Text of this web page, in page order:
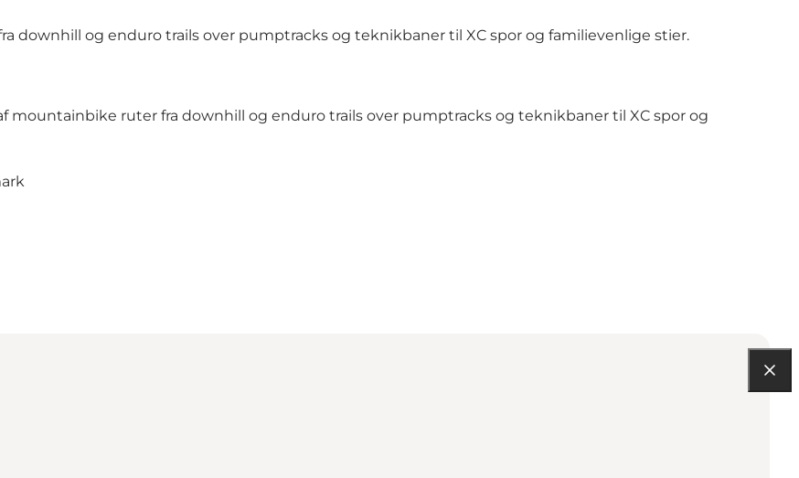
downhill og enduro trails over pumptracks og teknikbaner til XC spor og familievenlige stier.
mountainbike ruter fra downhill og enduro trails over pumptracks og teknikbaner til XC spor og